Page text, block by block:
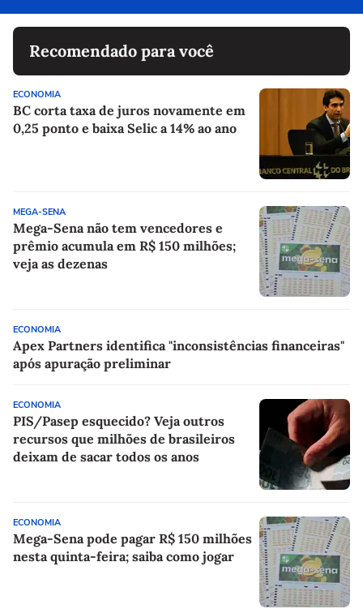
Recomendado para você
ECONOMIA
BC corta taxa de juros novamente em
0,25 ponto e baixa Selic a 14% ao ano
MEGA-SENA
Mega-Sena não tem vencedores e
prêmio acumula em R$ 150 milhões;
veja as dezenas
ECONOMIA
Apex Partners identifica "inconsistências financeiras"
após apuração preliminar
ECONOMIA
PIS/Pasep esquecido? Veja outros
recursos que milhões de brasileiros
deixam de sacar todos os anos
ECONOMIA
Mega-Sena pode pagar R$ 150 milhões
nesta quinta-feira; saiba como jogar